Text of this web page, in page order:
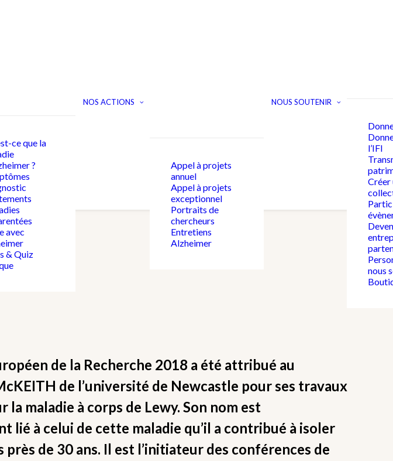
ce que la
?
avec
& Quiz
NOS ACTIONS
Appel à projets
annuel
Appel à projets
exceptionnel
Portraits de
chercheurs
Entretiens
Alzheimer
NOUS SOUTENIR
l’IFI
Créer
nous
de la Recherche 2018 a été attribué au
de l’université de Newcastle pour ses travaux
la maladie à corps de Lewy. Son nom est
lié à celui de cette maladie qu’il a contribué à isoler
de 30 ans. Il est l’initiateur des conférences de